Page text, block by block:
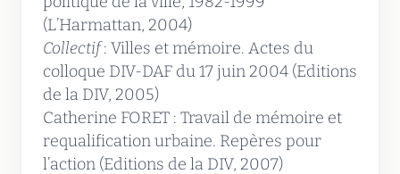
(L’Harmattan, 2004)
Collectif: Villes et mémoire. Actes du
colloque DIV-DAF du 17 juin 2004 (Editions
de la DIV, 2005)
Catherine FORET : Travail de mémoire et
requalification urbaine. Repères pour
l’action (Editions de la DIV, 2007)